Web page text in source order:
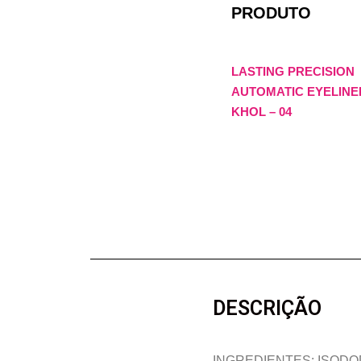
PRODUTO
LASTING PRECISION
AUTOMATIC
KHOL – 04
DESCRIÇÃO